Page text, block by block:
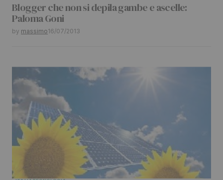
Your E-mail
Blogger che non si depila gambe e ascelle:
Paloma Goni
by massimo16/07/2013